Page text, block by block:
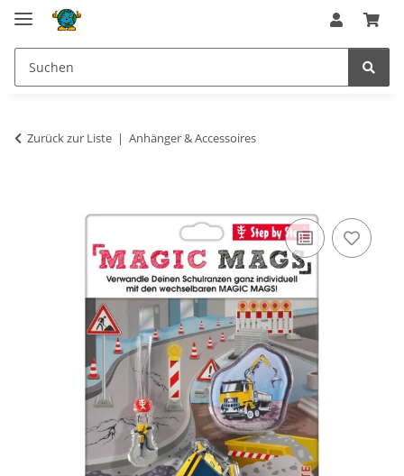
Zurück zur Liste Anhänger & Accessoires